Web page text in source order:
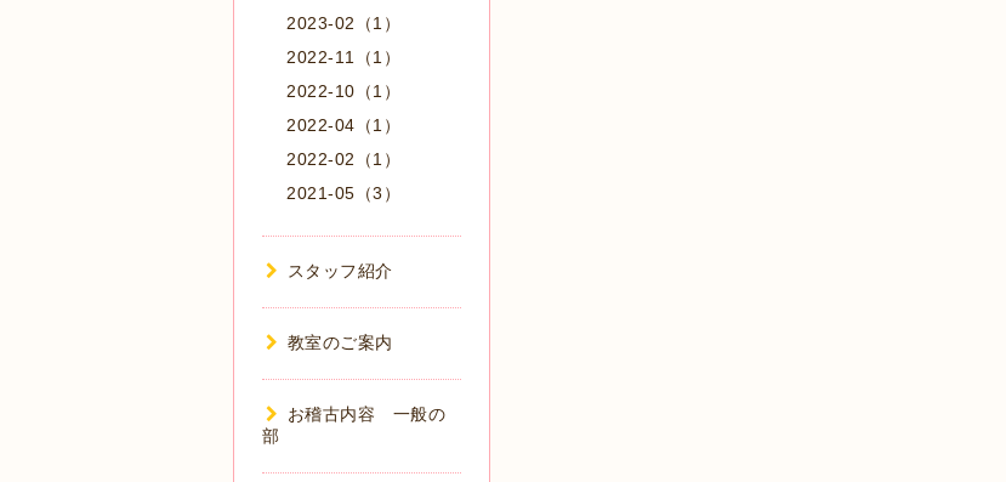
2023-02（1）
2022-11（1）
2022-10（1）
2022-04（1）
2022-02（1）
2021-05（3）
スタッフ紹介
教室のご案内
お稽古内容 一般の
部